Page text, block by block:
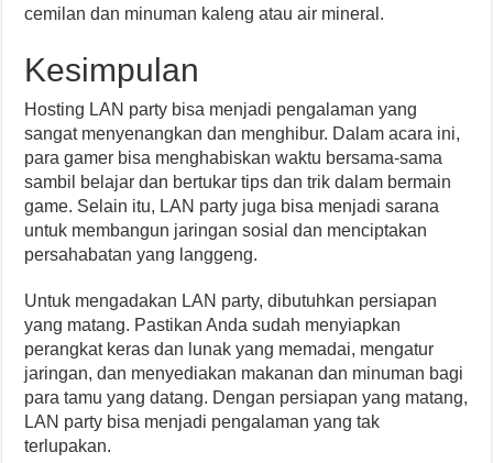
cemilan dan minuman kaleng atau air mineral.
Kesimpulan
Hosting LAN party bisa menjadi pengalaman yang
sangat menyenangkan dan menghibur. Dalam acara ini,
para gamer bisa menghabiskan waktu bersama-sama
sambil belajar dan bertukar tips dan trik dalam bermain
game. Selain itu, LAN party juga bisa menjadi sarana
untuk membangun jaringan sosial dan menciptakan
persahabatan yang langgeng.
Untuk mengadakan LAN party, dibutuhkan persiapan
yang matang. Pastikan Anda sudah menyiapkan
perangkat keras dan lunak yang memadai, mengatur
jaringan, dan menyediakan makanan dan minuman bagi
para tamu yang datang. Dengan persiapan yang matang,
LAN party bisa menjadi pengalaman yang tak
terlupakan.